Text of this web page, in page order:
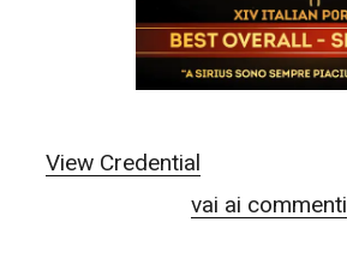
View Credential
vai ai commenti